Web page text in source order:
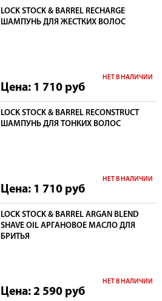
LOCK STOCK & BARREL RECHARGE
ШАМПУНЬ ДЛЯ ЖЕСТКИХ ВОЛОС
Цена: 1 710 руб
НЕТ В НАЛИЧИИ
LOCK STOCK & BARREL RECONSTRUCT
ШАМПУНЬ ДЛЯ ТОНКИХ ВОЛОС
Цена: 1 710 руб
НЕТ В НАЛИЧИИ
LOCK STOCK & BARREL ARGAN BLEND
SHAVE OIL АРГАНОВОЕ МАСЛО ДЛЯ
БРИТЬЯ
Цена: 2 590 руб
НЕТ В НАЛИЧИИ